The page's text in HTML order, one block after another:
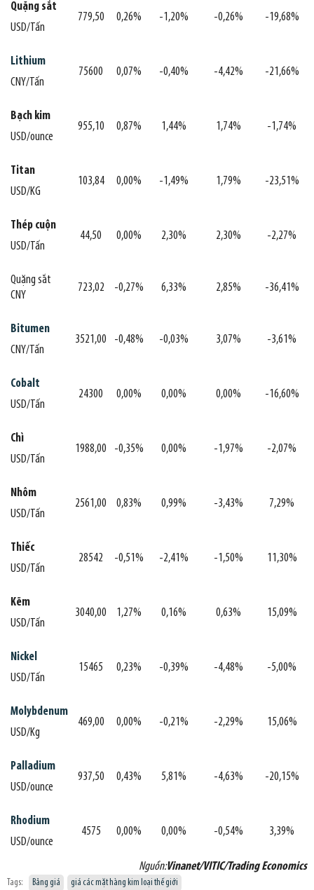
Quặng sắt
USD/Tấn
779,50 0,26% -1,20% -0,26% -19,68%
Lithium
CNY/Tấn
75600 0,07% -0,40% -4,42% -21,66%
Bạch kim
USD/ounce
955,10 0,87% 1,44% 1,74% -1,74%
Titan
USD/KG
103,84 0,00% -1,49% 1,79% -23,51%
Thép cuộn
USD/Tấn
44,50 0,00% 2,30% 2,30% -2,27%
Quặng sắt
CNY
723,02 -0,27% 6,33% 2,85% -36,41%
Bitumen
CNY/Tấn
3521,00 -0,48% -0,03% 3,07% -3,61%
Cobalt
USD/Tấn
24300 0,00% 0,00% 0,00% -16,60%
Chì
USD/Tấn
1988,00 -0,35% 0,00% -1,97% -2,07%
Nhôm
USD/Tấn
2561,00 0,83% 0,99% -3,43% 7,29%
Thiếc
USD/Tấn
28542 -0,51% -2,41% -1,50% 11,30%
Kẽm
USD/Tấn
3040,00 1,27% 0,16% 0,63% 15,09%
Nickel
USD/Tấn
15465 0,23% -0,39% -4,48% -5,00%
Molybdenum
USD/Kg
469,00 0,00% -0,21% -2,29% 15,06%
Palladium
USD/ounce
937,50 0,43% 5,81% -4,63% -20,15%
Rhodium
USD/ounce
4575 0,00% 0,00% -0,54% 3,39%
Nguồn:Vinanet/VITIC/Trading Economics
Tags: Bảng giá giá các mặt hàng kim loại thế giới